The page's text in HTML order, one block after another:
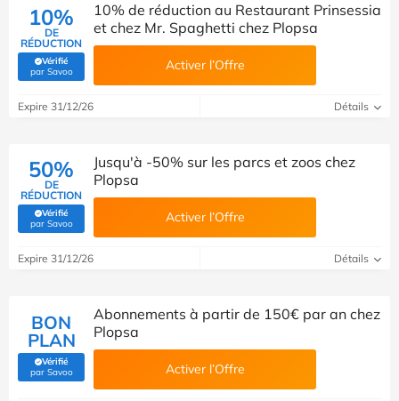
10%
DE
RÉDUCTION
Vérifié
par Savoo(Vérifié par Savoo)
10% de réduction au Restaurant Prinsessia
et chez Mr. Spaghetti chez Plopsa
Activer l’Offre
Expire 31/12/26 Détails
50%
DE
RÉDUCTION
Vérifié
par Savoo(Vérifié par Savoo)
Jusqu'à -50% sur les parcs et zoos chez
Plopsa
Activer l’Offre
Expire 31/12/26 Détails
BON
PLAN
Vérifié
par Savoo(Vérifié par Savoo)
Abonnements à partir de 150€ par an chez
Plopsa
Activer l’Offre